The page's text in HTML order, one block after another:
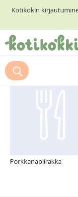
Kotikokin
ETUSIVU
RESEPTIHAKU
Suosittelemme
Porkkanapiirakka